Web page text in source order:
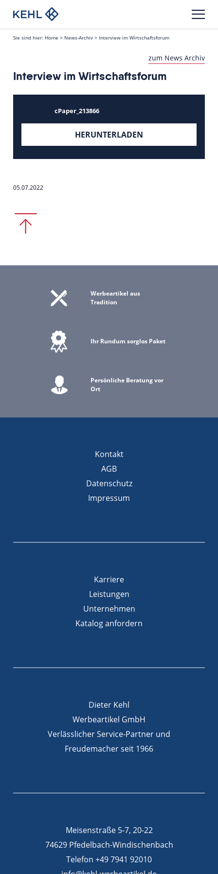
Sie sind hier: Home > News-Archiv > Interview im Wirtschaftsforum
zum News Archiv
Interview im Wirtschaftsforum
cPaper_213866
HERUNTERLADEN
05.07.2022
Werbeartikel aus
Tradition
Ihr Rundum sorglos Paket
Persönliche Beratung vor
Ort
Kontakt
AGB
Datenschutz
Impressum
Karriere
Leistungen
Unternehmen
Katalog anfordern
Dieter Kehl
Werbeartikel GmbH
Verlässlicher Service-Partner und
Freudemacher seit 1966
Meisenstraße 5-7, 20-22
74629 Pfedelbach-Windischenbach
Telefon +49 7941 92010